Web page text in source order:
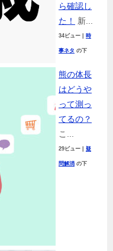
ら確認し
た！
新...
34ビュー 時
事ネタ の下
熊の体長
はどうや
って測っ
てるの？
こ...
29ビュー 疑
問解消 の下